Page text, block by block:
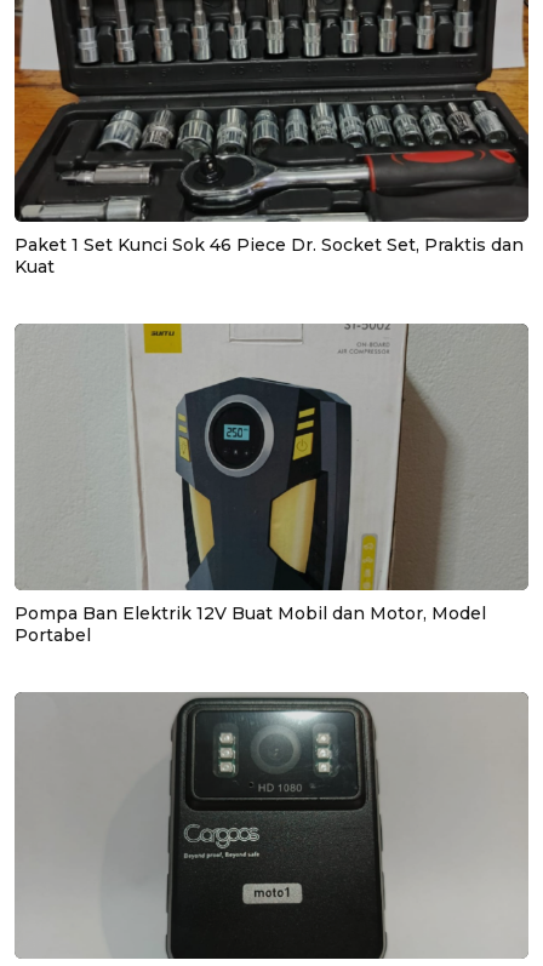
Paket 1 Set Kunci Sok 46 Piece Dr. Socket Set, Praktis dan
Kuat
Pompa Ban Elektrik 12V Buat Mobil dan Motor, Model
Portabel